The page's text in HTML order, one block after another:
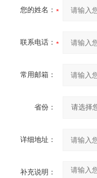
您的姓名：
联系电话：
常用邮箱：
省份：
详细地址：
补充说明：